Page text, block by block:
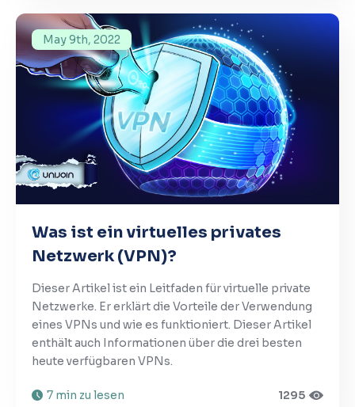
May 9th, 2022
Was ist ein virtuelles privates
Netzwerk (VPN)?
Dieser Artikel ist ein Leitfaden für virtuelle private
Netzwerke. Er erklärt die Vorteile der Verwendung
eines VPNs und wie es funktioniert. Dieser Artikel
enthält auch Informationen über die drei besten
heute verfügbaren VPNs.
7 min zu lesen 1295